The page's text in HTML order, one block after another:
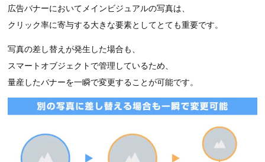
広告バナーにおいてメインビジュアルの写真は、
クリック率に寄与する大きな要素としてとても重要です。
写真の差し替えが発生した場合も、
スマートオブジェクトで管理しているため、
量産したバナーを一瞬で変更することが可能です。